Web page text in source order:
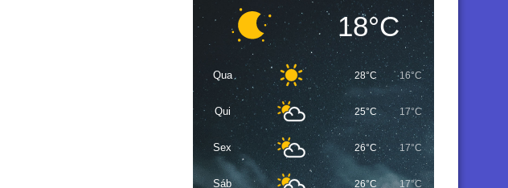
18°C
Qua 28°C 16°C
Qui 25°C 17°C
Sex 26°C 17°C
Sáb 26°C 17°C